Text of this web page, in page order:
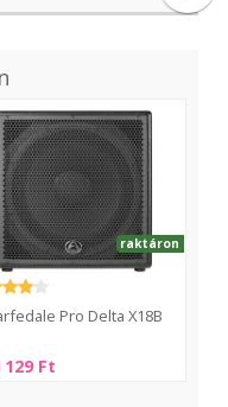
Pro Delta X18B
129 Ft
raktáron